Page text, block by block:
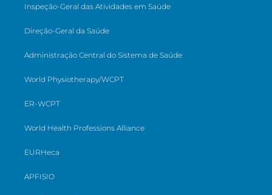
Inspeção-Geral das Atividades em Saúde
Direção-Geral da Saúde
Administração Central do Sistema de Saúde
World Physiotherapy/WCPT
ER-WCPT
World Health Professions Alliance
EURHeca
APFISIO